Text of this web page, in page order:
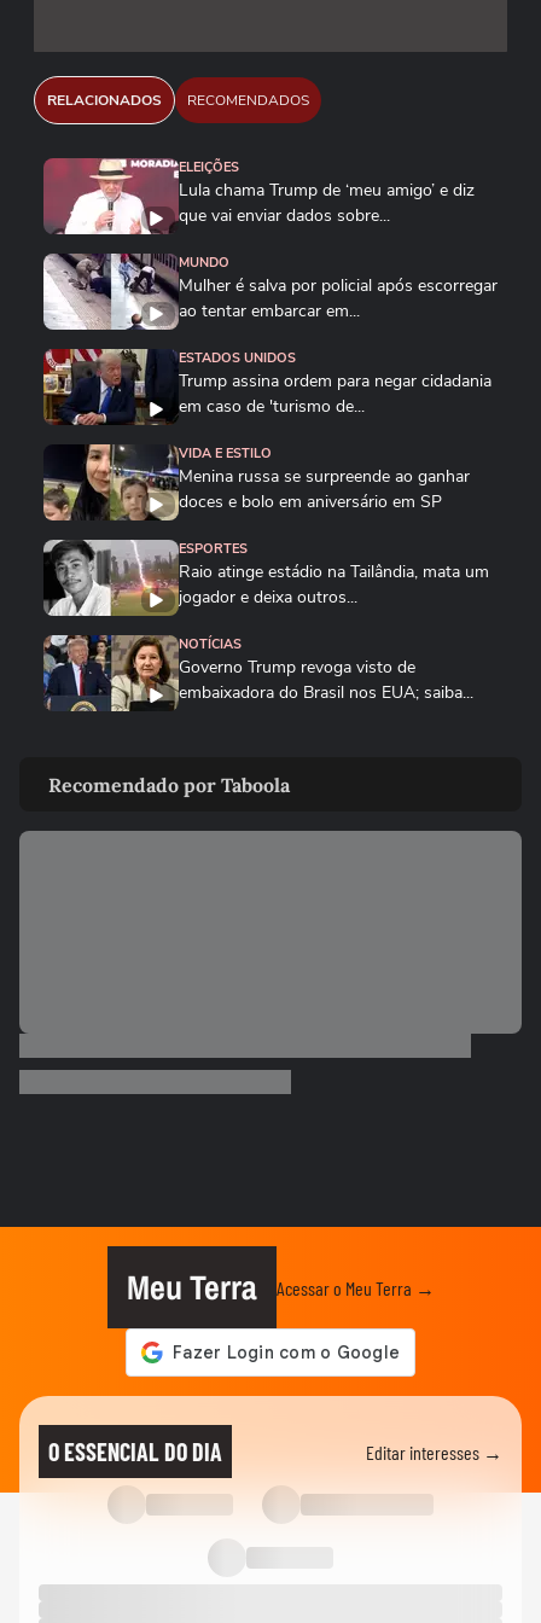
RELACIONADOS RECOMENDADOS
ELEIÇÕES
Lula chama Trump de ‘meu amigo’ e diz
que vai enviar dados sobre...
MUNDO
Mulher é salva por policial após escorregar
ao tentar embarcar em...
ESTADOS UNIDOS
Trump assina ordem para negar cidadania
em caso de 'turismo de...
VIDA E ESTILO
Menina russa se surpreende ao ganhar
doces e bolo em aniversário em SP
ESPORTES
Raio atinge estádio na Tailândia, mata um
jogador e deixa outros...
NOTÍCIAS
Governo Trump revoga visto de
embaixadora do Brasil nos EUA; saiba...
filhote por vários dias na...
MUNDO
acordo para...
Menino de 11 anos viraliza após virar
tradutor da mãe durante...
Lula diz que não é ‘louco’ de brigar com
China e EUA: ‘Quero...
No Japão, Zico tranquiliza fãs após
terremoto de grandes...
Recomendado por Taboola
Meu Terra Acessar o Meu Terra →
O ESSENCIAL DO DIA Editar interesses →